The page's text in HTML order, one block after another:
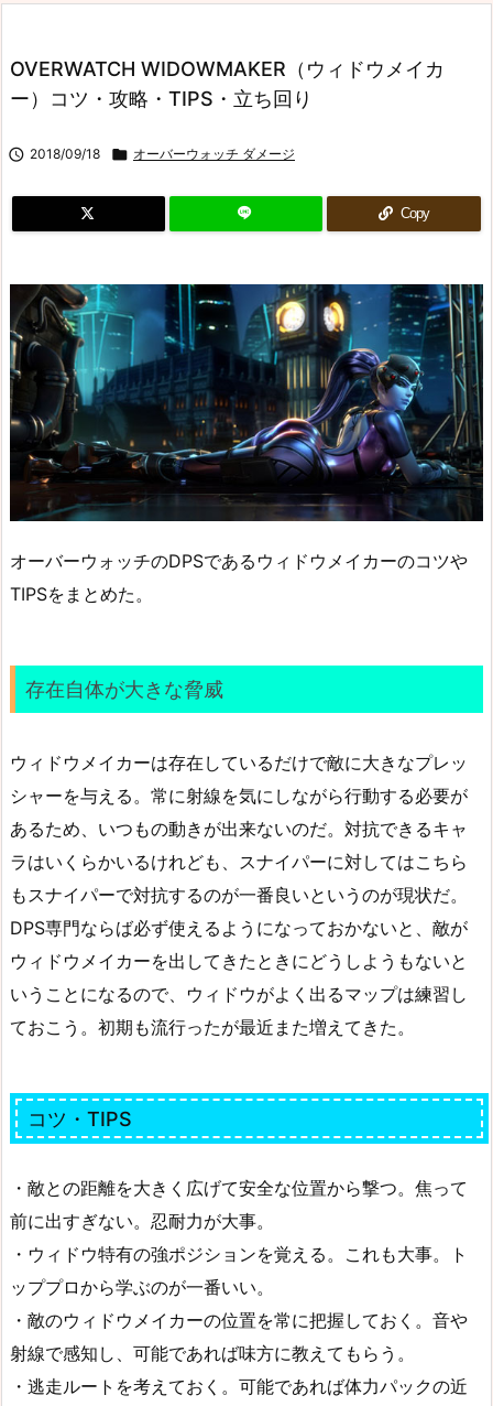
OVERWATCH WIDOWMAKER（ウィドウメイカ
ー）コツ・攻略・TIPS・立ち回り
 2018/09/18  オーバーウォッチ ダメージ
Copy
オーバーウォッチのDPSであるウィドウメイカーのコツや
TIPSをまとめた。
存在自体が大きな脅威
ウィドウメイカーは存在しているだけで敵に大きなプレッ
シャーを与える。常に射線を気にしながら行動する必要が
あるため、いつもの動きが出来ないのだ。対抗できるキャ
ラはいくらかいるけれども、スナイパーに対してはこちら
もスナイパーで対抗するのが一番良いというのが現状だ。
DPS専門ならば必ず使えるようになっておかないと、敵が
ウィドウメイカーを出してきたときにどうしようもないと
いうことになるので、ウィドウがよく出るマップは練習し
ておこう。初期も流行ったが最近また増えてきた。
コツ・TIPS
・敵との距離を大きく広げて安全な位置から撃つ。焦って
前に出すぎない。忍耐力が大事。
・ウィドウ特有の強ポジションを覚える。これも大事。ト
ッププロから学ぶのが一番いい。
・敵のウィドウメイカーの位置を常に把握しておく。音や
射線で感知し、可能であれば味方に教えてもらう。
・逃走ルートを考えておく。可能であれば体力パックの近